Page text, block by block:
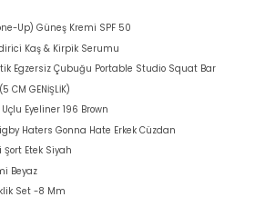
Up) Güneş Kremi SPF 50
Kaş & Kirpik Serumu
Egzersiz Çubuğu Portable Studio Squat Bar
CM GENİŞLİK)
Eyeliner 196 Brown
Haters Gonna Hate Erkek Cüzdan
Etek Siyah
Beyaz
Set -8 Mm